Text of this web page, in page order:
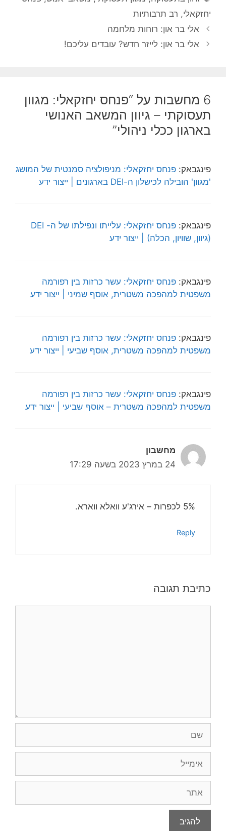
יחזקאלי, רב תרבותיות
אלי בר און: רוחות מלחמה
אלי בר און: לייזר חדש? עובדים עליכם!
6 מחשבות על “פנחס יחזקאלי: מגוון
תעסוקתי – גיוון המשאב האנושי
בארגון ככלי ניהולי”
פינגבאק: פנחס יחזקאלי: מניפולציה סמנטית של המושג
'מגוון' הובילה לכישלון ה-DEI בארגונים | ייצור ידע
פינגבאק:
פנחס יחזקאלי: עלייתו ונפילתו של ה- DEI
(גיוון, שוויון, הכלה) | ייצור ידע
פינגבאק: פנחס יחזקאלי: עשר כרזות בין רפורמה
משפטית למהפכה משטרית, אוסף שמיני | ייצור ידע
פינגבאק: פנחס יחזקאלי: עשר כרזות בין רפורמה
משפטית למהפכה משטרית, אוסף שביעי | ייצור ידע
פינגבאק: פנחס יחזקאלי: עשר כרזות בין רפורמה
משפטית למהפכה משטרית – אוסף שביעי | ייצור ידע
מחשבון
24 במרץ 2023 בשעה 17:29
5% לכפרות – אירג'ע וואלא ווארא.
Reply
כתיבת תגובה